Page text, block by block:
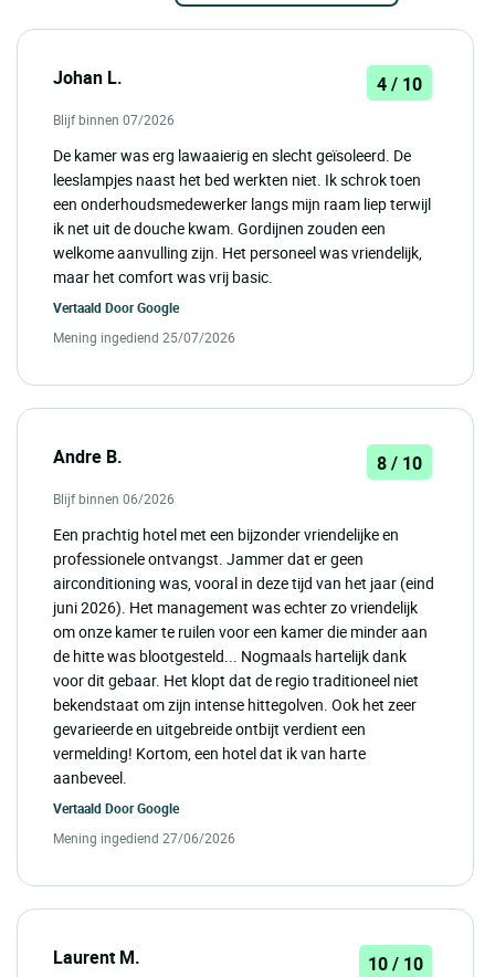
Johan L. 4 / 10
Blijf binnen 07/2026
De kamer was erg lawaaierig en slecht geïsoleerd. De
leeslampjes naast het bed werkten niet. Ik schrok toen
een onderhoudsmedewerker langs mijn raam liep terwijl
ik net uit de douche kwam. Gordijnen zouden een
welkome aanvulling zijn. Het personeel was vriendelijk,
maar het comfort was vrij basic.
Vertaald DoorGoogle
Mening ingediend 25/07/2026
Andre B. 8 / 10
Blijf binnen 06/2026
Een prachtig hotel met een bijzonder vriendelijke en
professionele ontvangst. Jammer dat er geen
airconditioning was, vooral in deze tijd van het jaar (eind
juni 2026). Het management was echter zo vriendelijk
om onze kamer te ruilen voor een kamer die minder aan
de hitte was blootgesteld... Nogmaals hartelijk dank
voor dit gebaar. Het klopt dat de regio traditioneel niet
bekendstaat om zijn intense hittegolven. Ook het zeer
gevarieerde en uitgebreide ontbijt verdient een
vermelding! Kortom, een hotel dat ik van harte
aanbeveel.
Vertaald DoorGoogle
Mening ingediend 27/06/2026
Laurent M. 10 / 10